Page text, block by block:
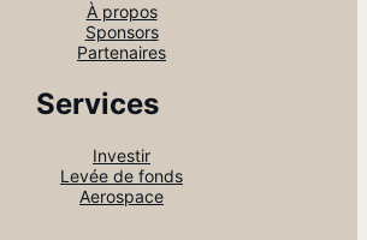
À propos
Sponsors
Partenaires
Services
Investir
Levée de fonds
Aerospace